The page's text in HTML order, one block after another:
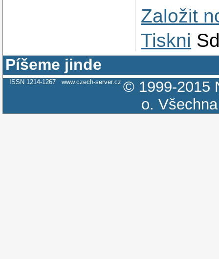
Založit
Tiskni
Píšeme jinde
ISSN 1214-1267 www.czech-server.cz © 1999-2015
o.